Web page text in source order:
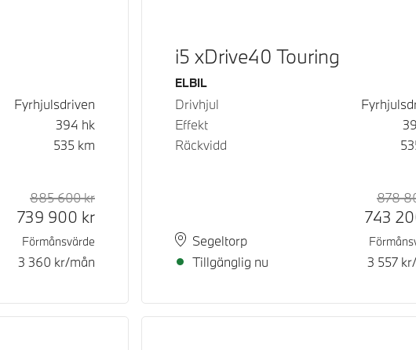
Fyrhjulsdriven
394 hk
535 km
Rek. ord pris
885 600krKontantpris
739 900 kr
Förmånsvärde
3 360 kr/mån
i5 xDrive40 Touring
Bränsle
ELBIL
Drivhjul
Effekt
Räckvidd
PlatsSegeltorp
Leveranstid
Tillgänglig nu
878
743
3 557